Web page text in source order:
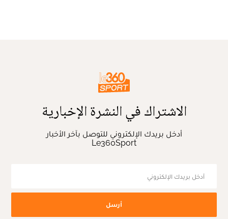
الاشتراك في النشرة الإخبارية
أدخل بريدك الإلكتروني للتوصل بآخر الأخبار
Le360Sport
أرسل